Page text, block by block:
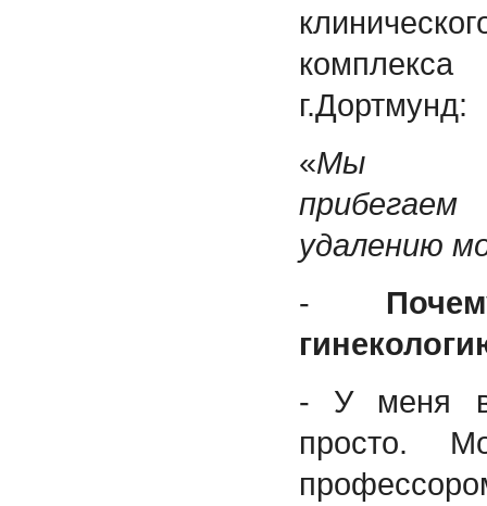
комплекса
г.Дортмунд:
«Мы
удалению
-
- У меня
просто.